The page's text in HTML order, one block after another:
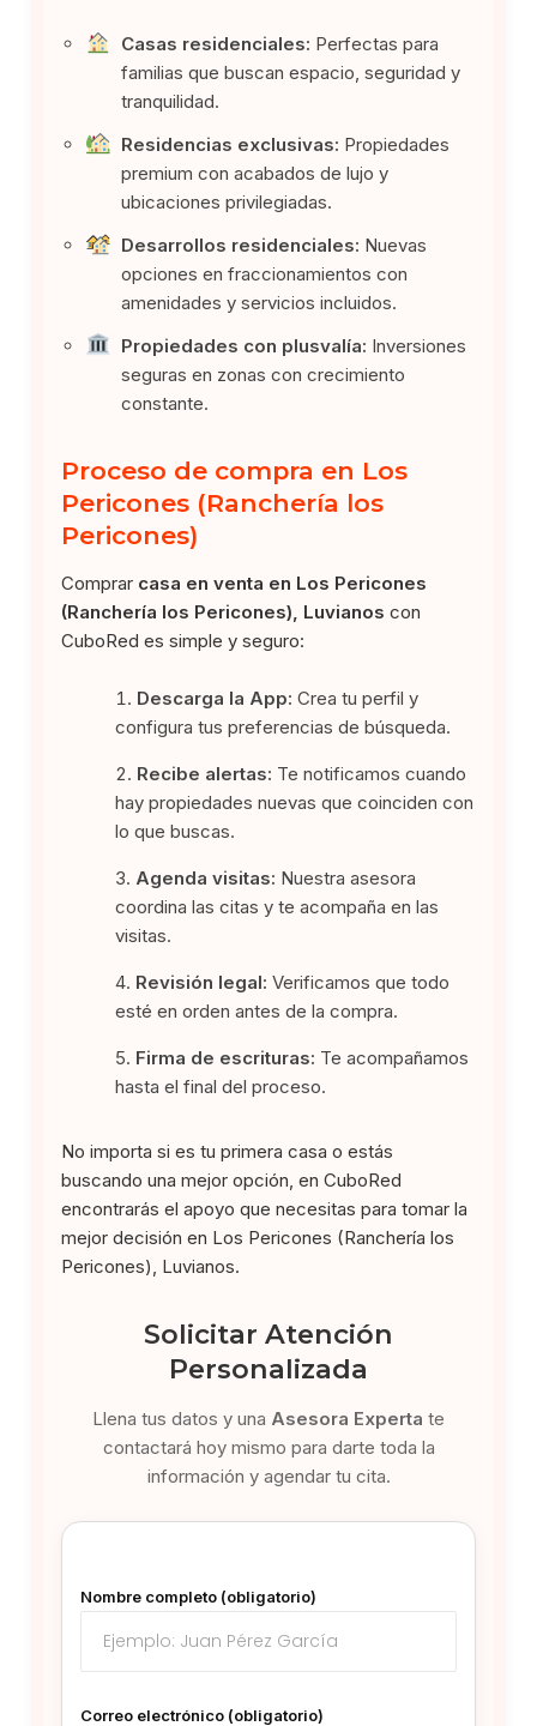
Casas residenciales: Perfectas para
familias que buscan espacio, seguridad y
tranquilidad.
Residencias exclusivas: Propiedades
premium con acabados de lujo y
ubicaciones privilegiadas.
Desarrollos residenciales: Nuevas
opciones en fraccionamientos con
amenidades y servicios incluidos.
Propiedades con plusvalía: Inversiones
seguras en zonas con crecimiento
constante.
Proceso de compra en Los
Pericones (Ranchería los
Pericones)
Comprar casa en venta en Los Pericones
(Ranchería los Pericones), Luvianos con
CuboRed es simple y seguro:
Descarga la App: Crea tu perfil y
configura tus preferencias de búsqueda.
Recibe alertas: Te notificamos cuando
hay propiedades nuevas que coinciden con
lo que buscas.
Agenda visitas: Nuestra asesora
coordina las citas y te acompaña en las
visitas.
Revisión legal: Verificamos que todo
esté en orden antes de la compra.
Firma de escrituras: Te acompañamos
hasta el final del proceso.
No importa si es tu primera casa o estás
buscando una mejor opción, en CuboRed
encontrarás el apoyo que necesitas para tomar la
mejor decisión en Los Pericones (Ranchería los
Pericones), Luvianos.
Solicitar Atención
Personalizada
Llena tus datos y una Asesora Experta te
contactará hoy mismo para darte toda la
información y agendar tu cita.
Nombre completo (obligatorio)
Correo electrónico (obligatorio)